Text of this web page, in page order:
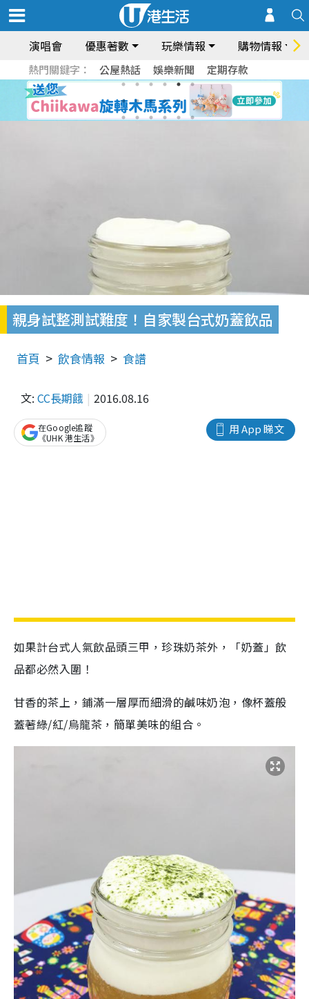
演唱會 優惠著數 玩樂情報 購物情報
熱門關鍵字： 公屋熱話 娛樂新聞 定期存款
親身試整測試難度！自家製台式奶蓋飲品
首頁 飲食情報 食譜
文: CC長期餓 2016.08.16
用 App 睇文
在Google追蹤
《UHK 港生活》
如果計台式人氣飲品頭三甲，珍珠奶茶外，「奶蓋」飲
品都必然入圍！
甘香的茶上，鋪滿一層厚而細滑的鹹味奶泡，像杯蓋般
蓋著綠/紅/烏龍茶，簡單美味的組合。